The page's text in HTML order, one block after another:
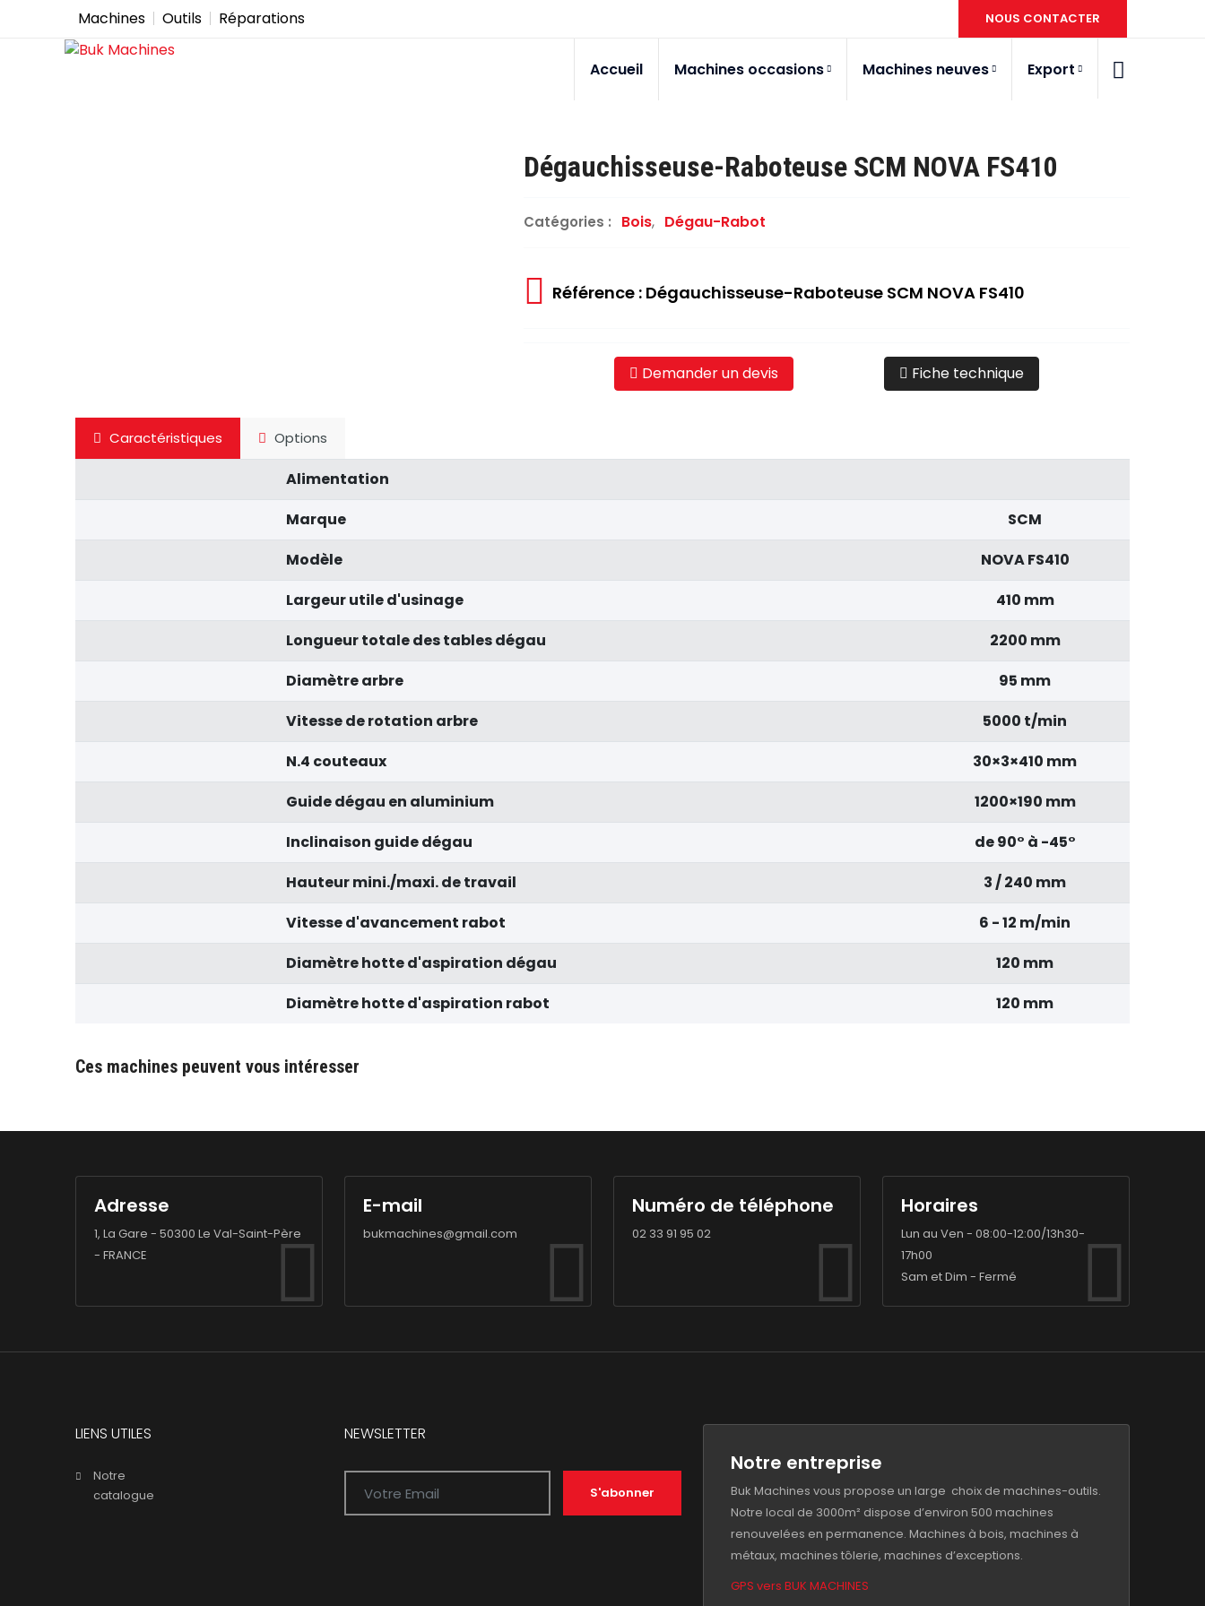
Machines Outils Réparations NOUS CONTACTER
Accueil Machines occasions Machines neuves Export
Dégauchisseuse-Raboteuse SCM NOVA FS410
Catégories : Bois, Dégau-Rabot
Référence : Dégauchisseuse-Raboteuse SCM NOVA FS410
Demander un devis Fiche technique
Caractéristiques Options
Alimentation
Marque
SCM
Modèle
NOVA FS410
Largeur utile d'usinage
410 mm
Longueur totale des tables dégau
2200 mm
Diamètre arbre
95 mm
Vitesse de rotation arbre
5000 t/min
N.4 couteaux
30×3×410 mm
Guide dégau en aluminium
1200×190 mm
Inclinaison guide dégau
de 90° à -45°
Hauteur mini./maxi. de travail
3 / 240 mm
Vitesse d'avancement rabot
6 - 12 m/min
Diamètre hotte d'aspiration dégau
120 mm
Diamètre hotte d'aspiration rabot
120 mm
Ces machines peuvent vous intéresser
Adresse
1, La Gare - 50300 Le Val-Saint-Père
- FRANCE
E-mail
bukmachines@gmail.com
Numéro de téléphone
02 33 91 95 02
Horaires
Lun au Ven - 08:00-12:00/13h30-
17h00
Sam et Dim - Fermé
LIENS UTILES
Notre
catalogue
NEWSLETTER
S'abonner
Notre entreprise
Buk Machines vous propose un large choix de machines-outils.
Notre local de 3000m² dispose d’environ 500 machines
renouvelées en permanence. Machines à bois, machines à
métaux, machines tôlerie, machines d’exceptions.
GPS vers BUK MACHINES